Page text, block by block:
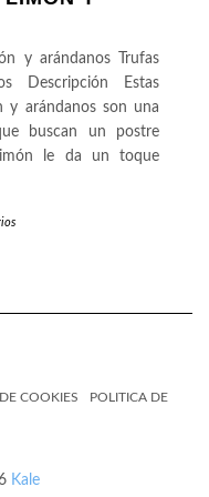
y arándanos Trufas
Descripción Estas
y arándanos son una
buscan un postre
le da un toque
COOKIES
POLITICA DE
Kale